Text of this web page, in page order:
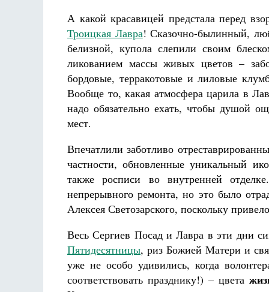
А какой красавицей предстала перед
Троицкая Лавра! Сказочно-былинный,
белизной, купола слепили своим
ликованием массы живых цветов –
бордовые, терракотовые и лиловые
Вообще то, какая атмосфера царила в
надо обязательно ехать, чтобы душой
мест.
Впечатлили заботливо
частности, обновленные уникальный
также росписи во внутренней
непрерывного ремонта, но это было
Алексея Светозарского, поскольку
Весь Сергиев Посад и Лавра в эти дни
Пятидесятницы, риз Божией Матери и
уже не особо удивились, когда
соответствовать празднику!) – цвета